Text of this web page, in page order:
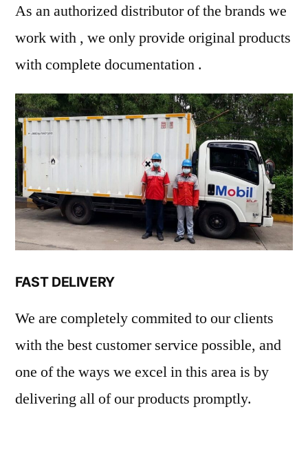
As an authorized distributor of the brands we
work with , we only provide original products
with complete documentation .
FAST DELIVERY
We are completely commited to our clients
with the best customer service possible, and
one of the ways we excel in this area is by
delivering all of our products promptly.